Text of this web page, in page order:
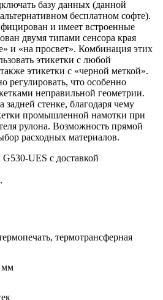
базу данных (данной
бесплатном софте).
и имеет встроенные
двумя типами сенсора края
и «на просвет». Комбинация этих
этикетки с любой
этикетки с «черной меткой».
регулировать, что особенно
неправильной геометрии.
стенке, благодаря чему
промышленной намотки при
рулона. Возможность прямой
расходных материалов.
UES с доставкой
термотрансферная
мм